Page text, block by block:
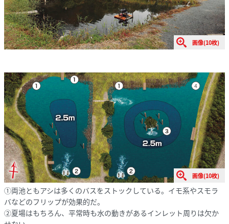
画像(10枚)
画像(10枚)
①両池ともアシは多くのバスをストックしている。イモ系やスモラ
バなどのフリップが効果的だ。
②夏場はもちろん、平常時も水の動きがあるインレット周りは欠か